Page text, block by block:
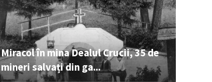
Miracol în mina Dealul Crucii, 35 de
mineri salvați din ga...